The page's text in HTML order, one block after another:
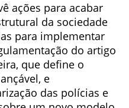
ações para acabar
da sociedade
para implementar
do artigo
que define o
e
das polícias e